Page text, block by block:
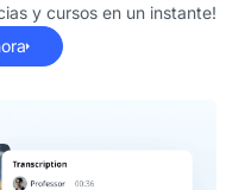
y cursos en un instante!